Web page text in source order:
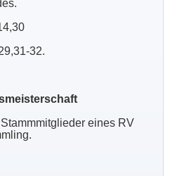
32.
eines RV